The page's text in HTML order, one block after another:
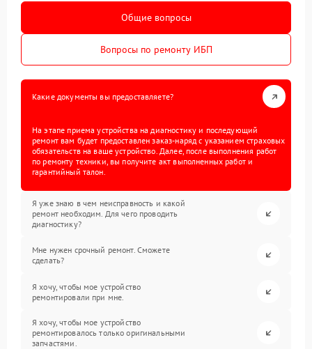
Общие вопросы
Вопросы по ремонту ИБП
Какие документы вы предоставляете?
На этапе приема устройства на диагностику и последующий
ремонт вам будет предоставлен заказ-наряд с указанием страховых
обязательств на ваше устройство. Далее, после выполнения работ
по ремонту техники, вы получите акт выполненных работ и
гарантийный талон.
Я уже знаю в чем неисправность и какой
ремонт необходим. Для чего проводить
диагностику?
Мне нужен срочный ремонт. Сможете
сделать?
Я хочу, чтобы мое устройство
ремонтировали при мне.
Я хочу, чтобы мое устройство
ремонтировалось только оригинальными
запчастями.